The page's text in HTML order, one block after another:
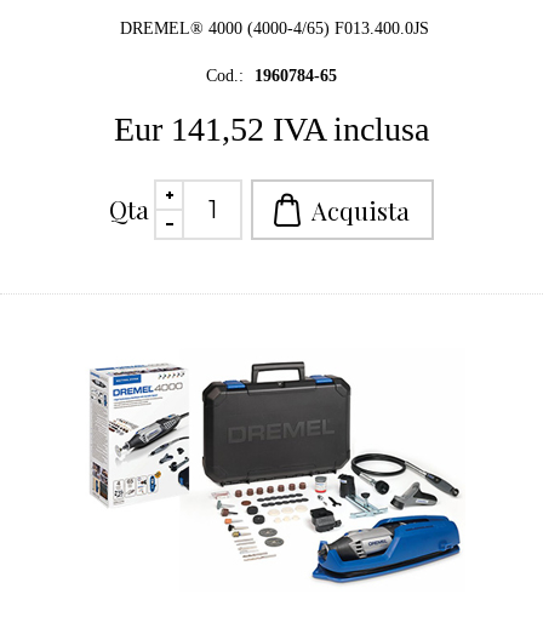
DREMEL® 4000 (4000-4/65) F013.400.0JS
Cod.: 1960784-65
Eur 141,52 IVA inclusa
Qta